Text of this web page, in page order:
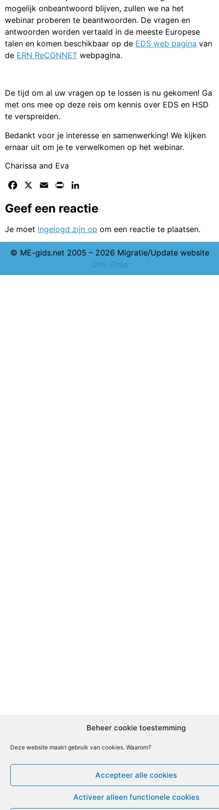
Beheer cookie toestemming
Deze website maakt gebruik van cookies. Waarom?
Accepteer alle cookies
Activeer alleen functionele cookies
mogelijk onbeantwoord blijven, zullen we na het
webinar proberen te beantwoorden. De vragen en
antwoorden worden vertaald in de meeste Europese
talen en komen beschikbaar op de EDS web pagina van
de ERN ReCONNET webpagina.
De tijd om al uw vragen op te lossen is nu gekomen! Ga
met ons mee op deze reis om kennis over EDS en HSD
te verspreiden.
Bedankt voor je interesse en samenwerking! We kijken
ernaar uit om je te verwelkomen op het webinar.
Charissa and Eva
Facebook Email Print
Geef een reactie
Je moet ingelogd zijn op om een reactie te plaatsen.
© ME-gids.net 2005 – 2026 Migratie/Update website
Dirk Ghijs